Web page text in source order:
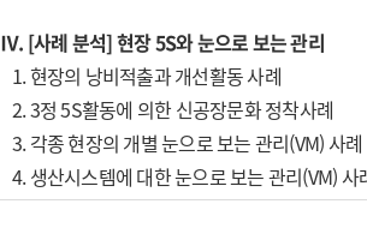
Ⅳ. [사례 분석] 현장 5S와 눈으로 보는 관리
1. 현장의 낭비적출과 개선활동 사례
2. 3정5S활동에 의한 신공장문화 정착사례
3. 각종 현장의 개별눈으로 보는 관리(VM)사례
4. 생산시스템에 대한눈으로 보는 관리(VM)사